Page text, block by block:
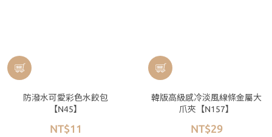
防潑水可愛彩色水餃包
【N45】
NT$11
韓版高級感冷淡風線條金屬大
爪夾【N157】
NT$29